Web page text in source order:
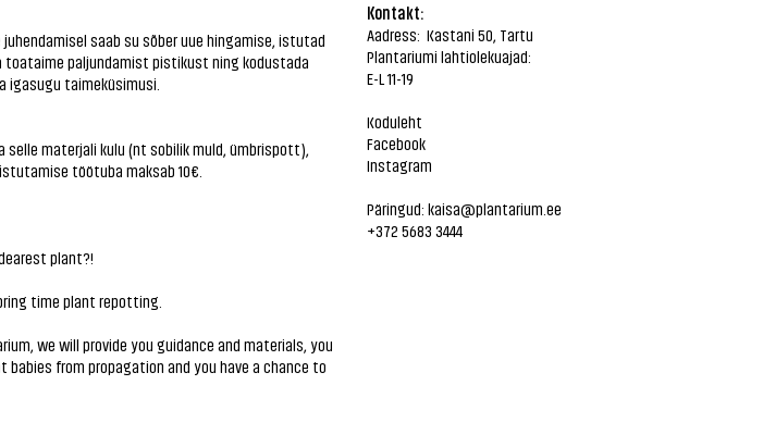
saab su sõber uue hingamise, istutad
toataime paljundamist pistikust ning kodustada
igasugu taimeküsimusi.
materjali kulu (nt sobilik muld, ümbrispott),
töötuba maksab 10€.
plant?!
time plant repotting.
we will provide you guidance and materials, you
from propagation and you have a chance to
Kontakt:
Aadress: Kastani 50, Tartu
Plantariumi lahtiolekuajad:
E-L 11-19
Koduleht
Facebook
Instagram
Päringud: kaisa@plantarium.ee
+372 5683 3444